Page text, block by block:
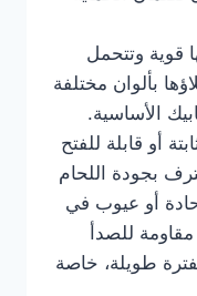
قوية وتتحمل
بألوان مختلفة
الأساسية.
أو قابلة للفتح
بجودة اللحام
أو عيوب في
للصدأ
طويلة، خاصة